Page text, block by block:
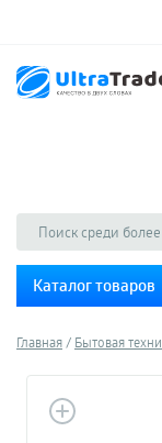
Каталог товаров
Главная Бытовая